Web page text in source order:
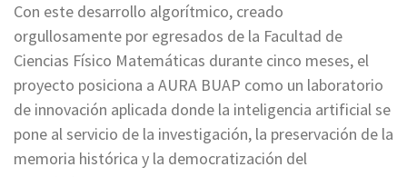
Con este desarrollo algorítmico, creado
orgullosamente por egresados de la Facultad de
Ciencias Físico Matemáticas durante cinco meses, el
proyecto posiciona a AURA BUAP como un laboratorio
de innovación aplicada donde la inteligencia artificial se
pone al servicio de la investigación, la preservación de la
memoria histórica y la democratización del